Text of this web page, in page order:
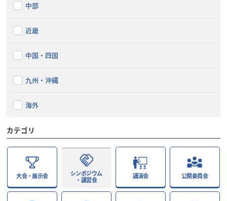
中部
近畿
中国・四国
九州・沖縄
海外
カテゴリ
大会・展示会
シンポジウム
・講習会
講演会 公開委員会